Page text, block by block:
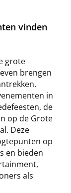
vinden
grote
brengen
in
de
op de Grote
Deze
op
en bieden
als